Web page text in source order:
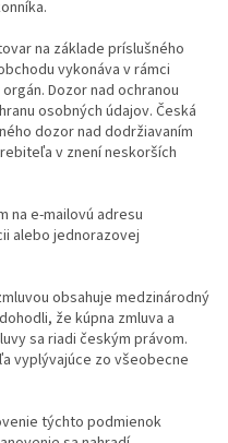
na základe príslušného
vykonáva v rámci
Dozor nad ochranou
osobných údajov. Česká
dozor nad dodržiavaním
v znení neskorších
na e-mailovú adresu
alebo jednorazovej
obsahuje medzinárodný
že kúpna zmluva a
sa riadi českým právom.
vyplývajúce zo všeobecne
týchto podmienok